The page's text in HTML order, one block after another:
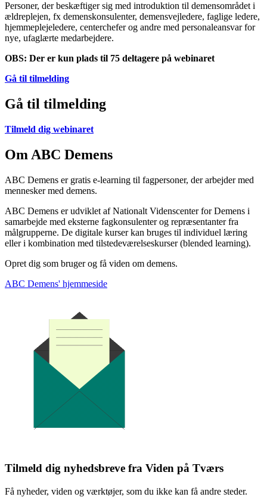
Personer, der beskæftiger sig med introduktion til demensområdet i
ældreplejen, fx demenskonsulenter, demensvejledere, faglige ledere,
hjemmeplejeledere, centerchefer og andre med personaleansvar for
nye, ufaglærte medarbejdere.
OBS: Der er kun plads til 75 deltagere på webinaret
Gå til tilmelding
Gå til tilmelding
Tilmeld dig webinaret
Om ABC Demens
ABC Demens er gratis e-learning til fagpersoner, der arbejder med
mennesker med demens.
ABC Demens er udviklet af Nationalt Videnscenter for Demens i
samarbejde med eksterne fagkonsulenter og repræsentanter fra
målgrupperne. De digitale kurser kan bruges til individuel læring
eller i kombination med tilstedeværelseskurser (blended learning).
Opret dig som bruger og få viden om demens.
ABC Demens' hjemmeside
Tilmeld dig nyhedsbreve fra Viden på Tværs
Få nyheder, viden og værktøjer, som du ikke kan få andre steder.